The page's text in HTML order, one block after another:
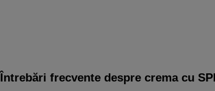
Întrebări frecvente despre crema cu